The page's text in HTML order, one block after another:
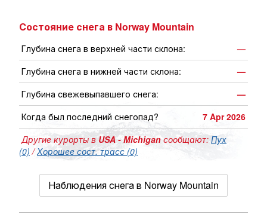
Состояние снега в Norway Mountain
Глубина снега в верхней части склона:
—
Глубина снега в нижней части склона:
—
Глубина свежевыпавшего снега:
—
Когда был последний снегопад?
7 Apr 2026
Другие курорты вUSA - Michigan сообщают: Пух
(0) /Хорошее сост. трасс (0)
Наблюдения снега в Norway Mountain